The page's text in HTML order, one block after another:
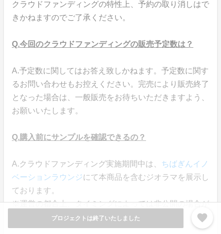
プロジェクトは終了いたしました favorite
クラウドファンディングの特性上、予約の取り消しはで
きかねますのでご了承ください。
Q.今回のクラウドファンディングの販売予定数は？
A.予定数に関してはお答え致しかねます。予定数に関す
るお問い合わせもお控えください。完売により販売終了
となった場合は、一般販売をお待ちいただきますよう、
お願いいたします。
Q.購入前にサンプルを確認できるの？
A.クラウドファンディング実施期間中は、
ちばぎんイノ
ベーションラウンジにて本商品を含むジオラマを展示し
ております。
※運営の都合上、タイミングによっては非公開の場合が
ございます。ご了承ください。